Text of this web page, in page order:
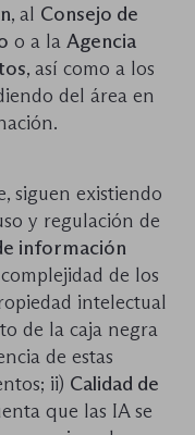
, al Consejo de
o a la Agencia
, así como a los
del área en
siguen existiendo
y regulación de
información
de los
intelectual
de la caja negra
de estas
ii) Calidad de
que las IA se